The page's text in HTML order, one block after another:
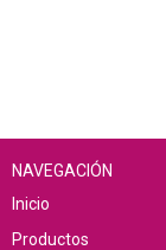
NAVEGACIÓN
Inicio
Productos